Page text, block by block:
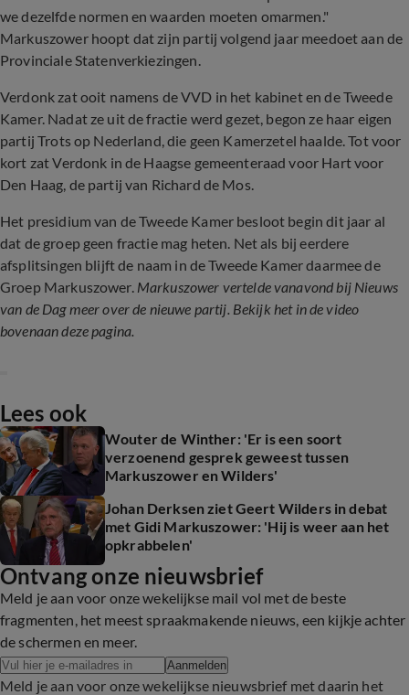
we dezelfde normen en waarden moeten omarmen."
Markuszower hoopt dat zijn partij volgend jaar meedoet aan de
Provinciale Statenverkiezingen.
Verdonk zat ooit namens de VVD in het kabinet en de Tweede
Kamer. Nadat ze uit de fractie werd gezet, begon ze haar eigen
partij Trots op Nederland, die geen Kamerzetel haalde. Tot voor
kort zat Verdonk in de Haagse gemeenteraad voor Hart voor
Den Haag, de partij van Richard de Mos.
Het presidium van de Tweede Kamer besloot begin dit jaar al
dat de groep geen fractie mag heten. Net als bij eerdere
afsplitsingen blijft de naam in de Tweede Kamer daarmee de
Groep Markuszower. Markuszower vertelde vanavond bij Nieuws
van de Dag meer over de nieuwe partij. Bekijk het in de video
bovenaan deze pagina.
Lees ook
Wouter de Winther: 'Er is een soort
verzoenend gesprek geweest tussen
Markuszower en Wilders'
Johan Derksen ziet Geert Wilders in debat
met Gidi Markuszower: 'Hij is weer aan het
opkrabbelen'
Ontvang onze nieuwsbrief
Meld je aan voor onze wekelijkse mail vol met de beste
fragmenten, het meest spraakmakende nieuws, een kijkje achter
de schermen en meer.
Aanmelden
Meld je aan voor onze wekelijkse nieuwsbrief met daarin het